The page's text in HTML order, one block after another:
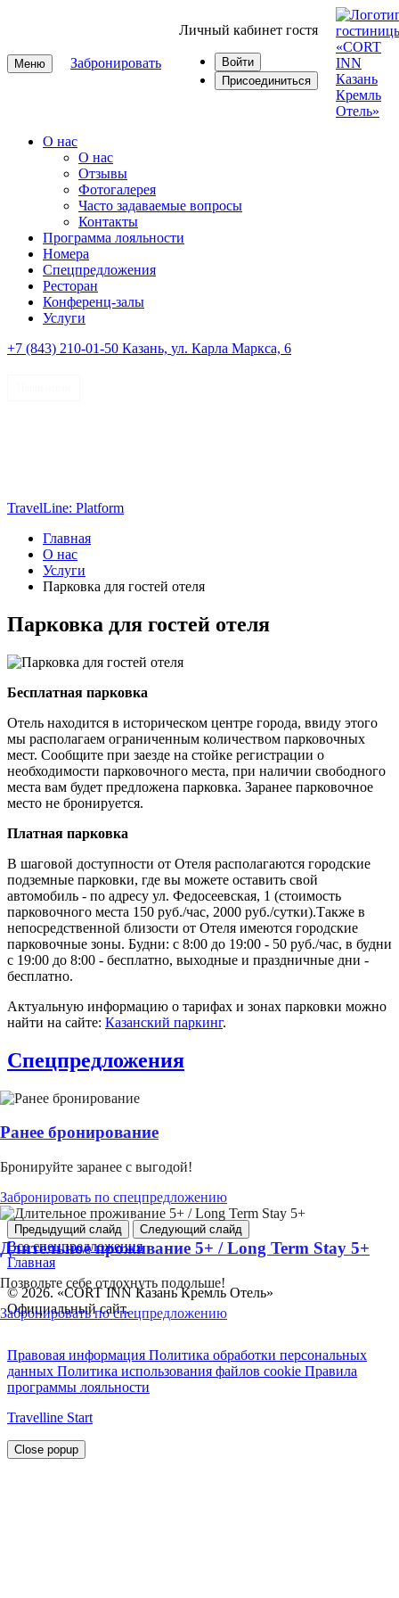
Забронировать
Меню
Личный кабинет гостя
Войти
Присоединиться
О нас
О нас
Отзывы
Фотогалерея
Часто задаваемые вопросы
Контакты
Программа лояльности
Номера
Спецпредложения
Ресторан
Конференц-залы
Услуги
+7 (843) 210-01-50 Казань, ул. Карла Маркса, 6
TravelLine: Platform
Главная
О нас
Услуги
Парковка для гостей отеля
Парковка для гостей отеля
Бесплатная парковка
Отель находится в историческом центре города, ввиду этого
мы располагаем ограниченным количеством парковочных
мест. Сообщите при заезде на стойке регистрации о
необходимости парковочного места, при наличии свободного
места вам будет предложена парковка. Заранее парковочное
место не бронируется.
Платная парковка
В шаговой доступности от Отеля располагаются городские
подземные парковки, где вы можете оставить свой
автомобиль - по адресу ул. Федосеевская, 1 (стоимость
парковочного места 150 руб./час, 2000 руб./сутки).Также в
непосредственной близости от Отеля имеются городские
парковочные зоны. Будни: с 8:00 до 19:00 - 50 руб./час, в будни
с 19:00 до 8:00 - бесплатно, выходные и праздничные дни -
бесплатно.
Актуальную информацию о тарифах и зонах парковки можно
найти на сайте: Казанский паркинг.
Спецпредложения
Ранее бронирование
Бронируйте заранее с выгодой!
Забронировать по спецпредложению
Длительное проживание 5+ / Long Term Stay 5+
Позвольте себе отдохнуть подольше!
Забронировать по спецпредложению
Предыдущий слайд Следующий слайд
Все спецпредложения
Главная
© 2026. «CORT INN Казань Кремль Отель»
Официальный сайт.
Правовая информация Политика обработки персональных
данных Политика использования файлов cookie Правила
программы лояльности
Travelline Start
Close popup